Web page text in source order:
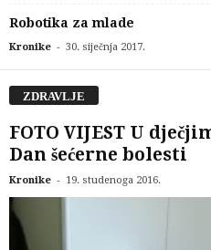
Robotika za mlade
Kronike - 30. siječnja 2017.
ZDRAVLJE
FOTO VIJEST U
Dan šećerne bolesti
Kronike - 19. studenoga 2016.